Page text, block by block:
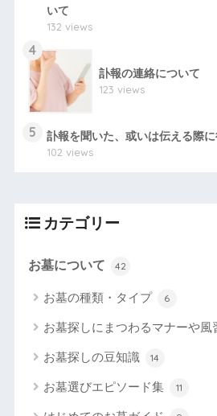
いて
132 views
4
訃報の連絡について
123 views
5
訃報を聞いた、或いは伝える際
102 views
カテゴリー
お墓について 42
お墓の種類・タイプ 6
お墓探しにまつわるマナーや風
お墓探しの豆知識 14
お墓選びエピソード集 11